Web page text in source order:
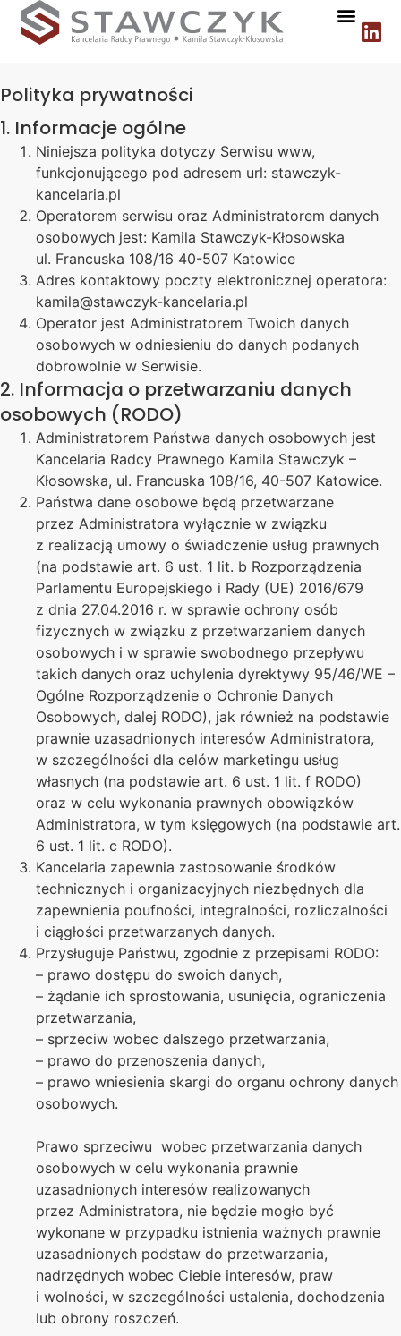
Polityka prywatności
1. Informacje ogólne
Niniejsza polityka dotyczy Serwisu www,
funkcjonującego pod adresem url: stawczyk-
kancelaria.pl
Operatorem serwisu oraz Administratorem danych
osobowych jest: Kamila Stawczyk-Kłosowska
ul. Francuska 108/16 40-507 Katowice
Adres kontaktowy poczty elektronicznej operatora:
kamila@stawczyk-kancelaria.pl
Operator jest Administratorem Twoich danych
osobowych w odniesieniu do danych podanych
dobrowolnie w Serwisie.
2. Informacja o przetwarzaniu danych
osobowych (RODO)
Administratorem Państwa danych osobowych jest
Kancelaria Radcy Prawnego Kamila Stawczyk –
Kłosowska, ul. Francuska 108/16, 40-507 Katowice.
Państwa dane osobowe będą przetwarzane
przez Administratora wyłącznie w związku
z realizacją umowy o świadczenie usług prawnych
(na podstawie art. 6 ust. 1 lit. b Rozporządzenia
Parlamentu Europejskiego i Rady (UE) 2016/679
z dnia 27.04.2016 r. w sprawie ochrony osób
fizycznych w związku z przetwarzaniem danych
osobowych i w sprawie swobodnego przepływu
takich danych oraz uchylenia dyrektywy 95/46/WE –
Ogólne Rozporządzenie o Ochronie Danych
Osobowych, dalej RODO), jak również na podstawie
prawnie uzasadnionych interesów Administratora,
w szczególności dla celów marketingu usług
własnych (na podstawie art. 6 ust. 1 lit. f RODO)
oraz w celu wykonania prawnych obowiązków
Administratora, w tym księgowych (na podstawie art.
6 ust. 1 lit. c RODO).
Kancelaria zapewnia zastosowanie środków
technicznych i organizacyjnych niezbędnych dla
zapewnienia poufności, integralności, rozliczalności
i ciągłości przetwarzanych danych.
Przysługuje Państwu, zgodnie z przepisami RODO:
– prawo dostępu do swoich danych,
– żądanie ich sprostowania, usunięcia, ograniczenia
przetwarzania,
– sprzeciw wobec dalszego przetwarzania,
– prawo do przenoszenia danych,
– prawo wniesienia skargi do organu ochrony danych
osobowych.
Prawo sprzeciwu wobec przetwarzania danych
osobowych w celu wykonania prawnie
uzasadnionych interesów realizowanych
przez Administratora, nie będzie mogło być
wykonane w przypadku istnienia ważnych prawnie
uzasadnionych podstaw do przetwarzania,
nadrzędnych wobec Ciebie interesów, praw
i wolności, w szczególności ustalenia, dochodzenia
lub obrony roszczeń.